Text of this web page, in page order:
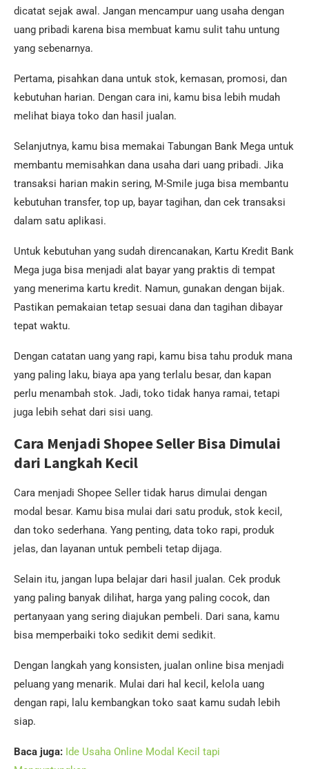
dicatat sejak awal. Jangan mencampur uang usaha dengan
uang pribadi karena bisa membuat kamu sulit tahu untung
yang sebenarnya.
Pertama, pisahkan dana untuk stok, kemasan, promosi, dan
kebutuhan harian. Dengan cara ini, kamu bisa lebih mudah
melihat biaya toko dan hasil jualan.
Selanjutnya, kamu bisa memakai Tabungan Bank Mega untuk
membantu memisahkan dana usaha dari uang pribadi. Jika
transaksi harian makin sering, M-Smile juga bisa membantu
kebutuhan transfer, top up, bayar tagihan, dan cek transaksi
dalam satu aplikasi.
Untuk kebutuhan yang sudah direncanakan, Kartu Kredit Bank
Mega juga bisa menjadi alat bayar yang praktis di tempat
yang menerima kartu kredit. Namun, gunakan dengan bijak.
Pastikan pemakaian tetap sesuai dana dan tagihan dibayar
tepat waktu.
Dengan catatan uang yang rapi, kamu bisa tahu produk mana
yang paling laku, biaya apa yang terlalu besar, dan kapan
perlu menambah stok. Jadi, toko tidak hanya ramai, tetapi
juga lebih sehat dari sisi uang.
Cara Menjadi Shopee Seller Bisa Dimulai
dari Langkah Kecil
Cara menjadi Shopee Seller tidak harus dimulai dengan
modal besar. Kamu bisa mulai dari satu produk, stok kecil,
dan toko sederhana. Yang penting, data toko rapi, produk
jelas, dan layanan untuk pembeli tetap dijaga.
Selain itu, jangan lupa belajar dari hasil jualan. Cek produk
yang paling banyak dilihat, harga yang paling cocok, dan
pertanyaan yang sering diajukan pembeli. Dari sana, kamu
bisa memperbaiki toko sedikit demi sedikit.
Dengan langkah yang konsisten, jualan online bisa menjadi
peluang yang menarik. Mulai dari hal kecil, kelola uang
dengan rapi, lalu kembangkan toko saat kamu sudah lebih
siap.
Baca juga: Ide Usaha Online Modal Kecil tapi